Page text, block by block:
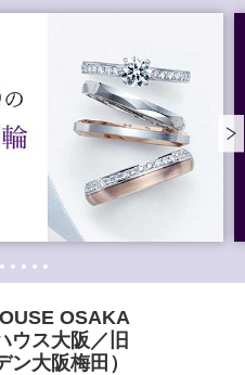
OSAKA
ウス大阪／旧
ン大阪梅田）